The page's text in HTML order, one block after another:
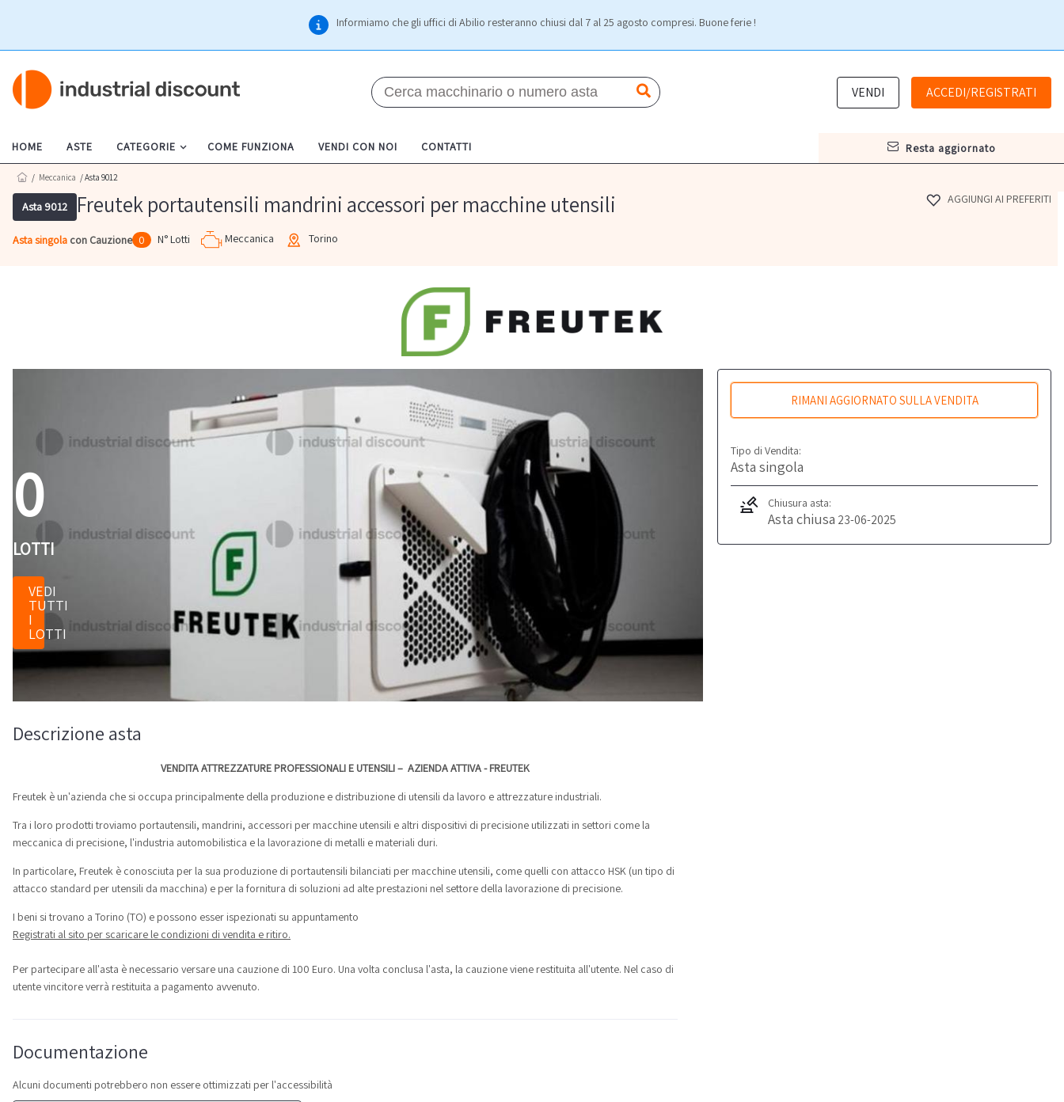
Informiamo che gli uffici di Abilio resteranno chiusi dal 7 al 25 agosto compresi. Buone ferie !
VENDI ACCEDI/REGISTRATI
HOME ASTE CATEGORIE COME FUNZIONA VENDI CON NOI CONTATTI resta aggiornato
/ Meccanica / Asta 9012
Asta 9012 Freutek portautensili mandrini accessori per macchine utensili
Asta singola con Cauzione 0 N° Lotti Meccanica Torino
AGGIUNGI AI PREFERITI
0
LOTTI
VEDI
TUTTI
I
LOTTI
RIMANI AGGIORNATO SULLA VENDITA
Tipo di Vendita:
Asta singola
Chiusura asta:
Asta chiusa 23-06-2025
Descrizione asta
VENDITA ATTREZZATURE PROFESSIONALI E UTENSILI – AZIENDA ATTIVA - FREUTEK
Freutek è un'azienda che si occupa principalmente della produzione e distribuzione di utensili da lavoro e attrezzature industriali.
Tra i loro prodotti troviamo portautensili, mandrini, accessori per macchine utensili e altri dispositivi di precisione utilizzati in settori come la
meccanica di precisione, l'industria automobilistica e la lavorazione di metalli e materiali duri.
In particolare, Freutek è conosciuta per la sua produzione di portautensili bilanciati per macchine utensili, come quelli con attacco HSK (un tipo di
attacco standard per utensili da macchina) e per la fornitura di soluzioni ad alte prestazioni nel settore della lavorazione di precisione.
I beni si trovano a Torino (TO) e possono esser ispezionati su appuntamento
Registrati al sito per scaricare le condizioni di vendita e ritiro.
Per partecipare all'asta è necessario versare una cauzione di 100 Euro. Una volta conclusa l'asta, la cauzione viene restituita all'utente. Nel caso di
utente vincitore verrà restituita a pagamento avvenuto.
Documentazione
Alcuni documenti potrebbero non essere ottimizzati per l'accessibilità